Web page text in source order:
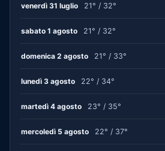
venerdì 31 luglio 21° / 32°
sabato 1 agosto 21° / 32°
domenica 2 agosto 21° / 33°
lunedì 3 agosto 22° / 34°
martedì 4 agosto 23° / 35°
mercoledì 5 agosto 22° / 37°